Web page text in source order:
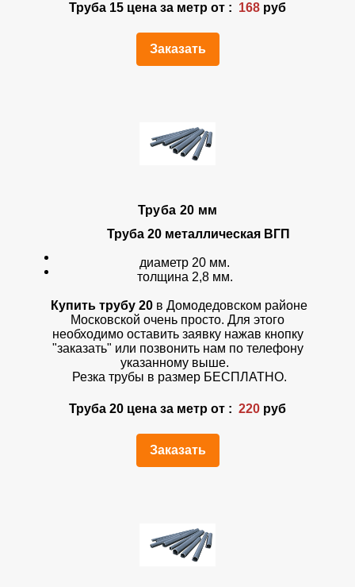
Труба 15 цена за метр от : 168 руб
Заказать
Труба 20 мм
Труба 20 металлическая ВГП
диаметр 20 мм.
толщина 2,8 мм.
Купить трубу 20 в Домодедовском районе
Московской очень просто. Для этого
необходимо оставить заявку нажав кнопку
"заказать" или позвонить нам по телефону
указанному выше.
Резка трубы в размер БЕСПЛАТНО.
Труба 20 цена за метр от : 220 руб
Заказать